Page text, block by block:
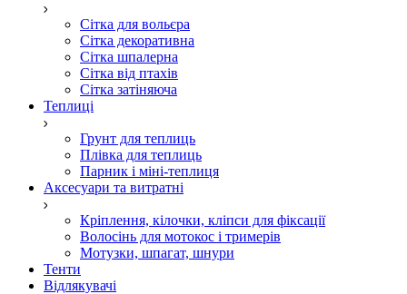
Сітка для вольєра
Сітка декоративна
Сітка шпалерна
Сітка від птахів
Сітка затіняюча
Теплиці
Грунт для теплиць
Плівка для теплиць
Парник і міні-теплиця
Аксесуари та витратні
Кріплення, кілочки, кліпси для фіксації
Волосінь для мотокос і тримерів
Мотузки, шпагат, шнури
Тенти
Відлякувачі